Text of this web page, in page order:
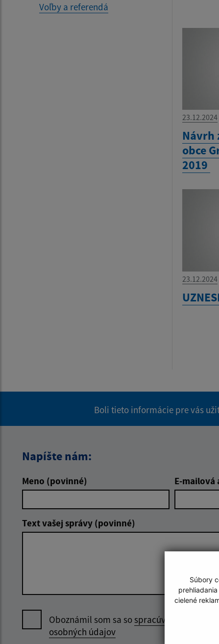
Súbory
cielené
Voľby a referendá
23.12.2024
Návrh
obce
2019
23.12.2024
Boli tieto informácie pre vás
Napíšte nám:
Meno (povinné) E-mailová
Text vašej správy (povinné)
Oboznámil som sa sospracúvaním
osobných údajov